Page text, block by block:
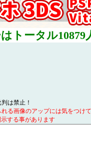
トータル10879
は禁止！
る画像のアップには気をつけ
する事があります